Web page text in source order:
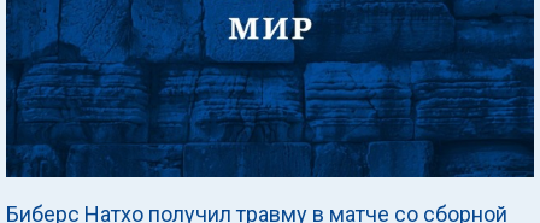
Биберс Натхо получил травму в матче со сборной